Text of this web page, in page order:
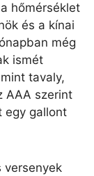
hőmérséklet
és a kínai
még
ismét
tavaly,
AAA szerint
egy gallont
versenyek